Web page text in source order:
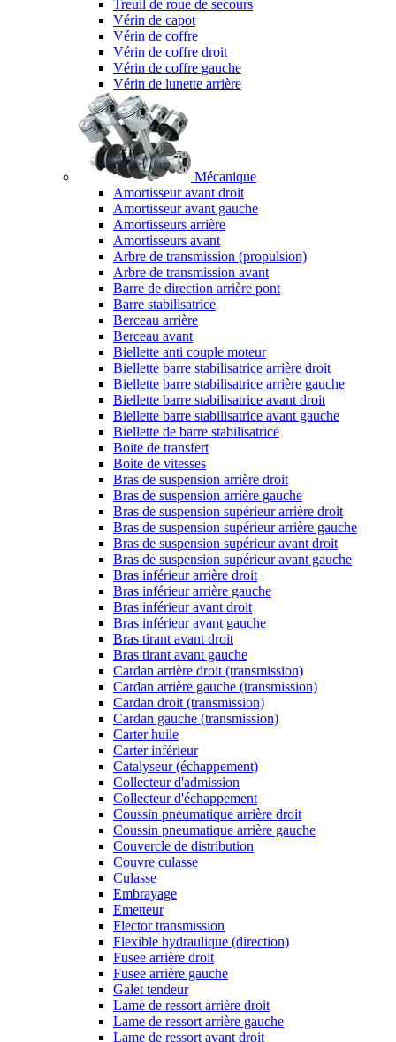
Treuil de roue de secours
Vérin de capot
Vérin de coffre
Vérin de coffre droit
Vérin de coffre gauche
Vérin de lunette arrière
Mécanique
Amortisseur avant droit
Amortisseur avant gauche
Amortisseurs arrière
Amortisseurs avant
Arbre de transmission (propulsion)
Arbre de transmission avant
Barre de direction arrière pont
Barre stabilisatrice
Berceau arrière
Berceau avant
Biellette anti couple moteur
Biellette barre stabilisatrice arrière droit
Biellette barre stabilisatrice arrière gauche
Biellette barre stabilisatrice avant droit
Biellette barre stabilisatrice avant gauche
Biellette de barre stabilisatrice
Boite de transfert
Boite de vitesses
Bras de suspension arrière droit
Bras de suspension arrière gauche
Bras de suspension supérieur arrière droit
Bras de suspension supérieur arrière gauche
Bras de suspension supérieur avant droit
Bras de suspension supérieur avant gauche
Bras inférieur arrière droit
Bras inférieur arrière gauche
Bras inférieur avant droit
Bras inférieur avant gauche
Bras tirant avant droit
Bras tirant avant gauche
Cardan arrière droit (transmission)
Cardan arrière gauche (transmission)
Cardan droit (transmission)
Cardan gauche (transmission)
Carter huile
Carter inférieur
Catalyseur (échappement)
Collecteur d'admission
Collecteur d'échappement
Coussin pneumatique arrière droit
Coussin pneumatique arrière gauche
Couvercle de distribution
Couvre culasse
Culasse
Embrayage
Emetteur
Flector transmission
Flexible hydraulique (direction)
Fusee arrière droit
Fusee arrière gauche
Galet tendeur
Lame de ressort arrière droit
Lame de ressort arrière gauche
Lame de ressort avant droit